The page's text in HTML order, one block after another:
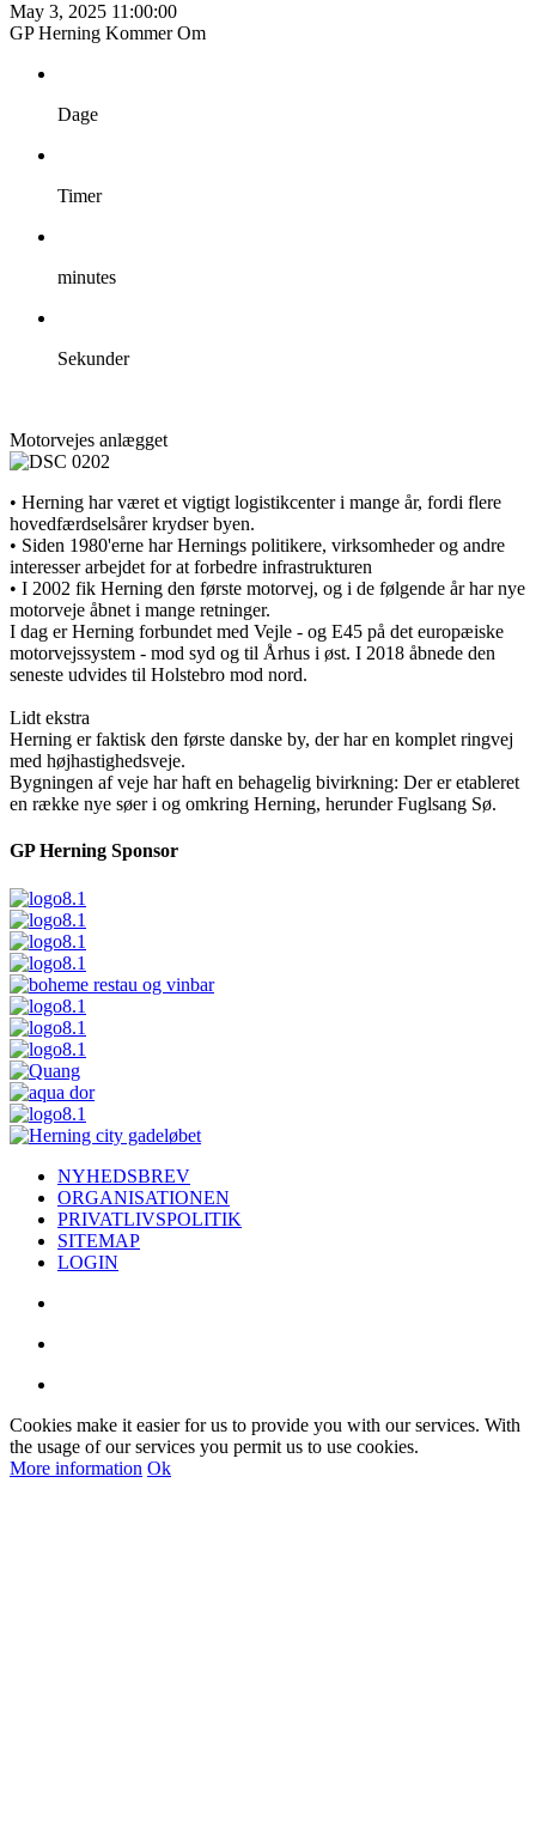
May 3, 2025 11:00:00
GP Herning Kommer Om
Dage
Timer
minutes
Sekunder
Motorvejes anlægget
• Herning har været et vigtigt logistikcenter i mange år, fordi flere
hovedfærdselsårer krydser byen.
• Siden 1980'erne har Hernings politikere, virksomheder og andre
interesser arbejdet for at forbedre infrastrukturen
• I 2002 fik Herning den første motorvej, og i de følgende år har nye
motorveje åbnet i mange retninger.
I dag er Herning forbundet med Vejle - og E45 på det europæiske
motorvejssystem - mod syd og til Århus i øst. I 2018 åbnede den
seneste udvides til Holstebro mod nord.
Lidt ekstra
Herning er faktisk den første danske by, der har en komplet ringvej
med højhastighedsveje.
Bygningen af veje har haft en behagelig bivirkning: Der er etableret
en række nye søer i og omkring Herning, herunder Fuglsang Sø.
GP Herning Sponsor
NYHEDSBREV
ORGANISATIONEN
PRIVATLIVSPOLITIK
SITEMAP
LOGIN
Cookies make it easier for us to provide you with our services. With
the usage of our services you permit us to use cookies.
More information Ok